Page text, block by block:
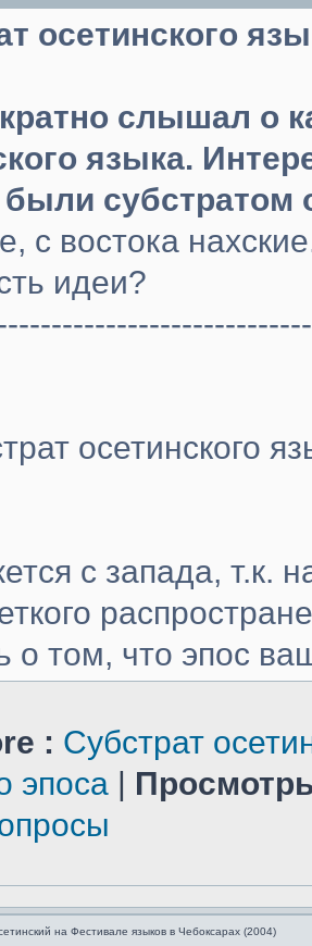
осетинского
слышал о
языка.
субстратом
с востока
идеи?
осетинского
с запада, т.к.
о том, что эпос
: Субстрат
эпоса |
на Фестивале языков в Чебоксарах (2004)